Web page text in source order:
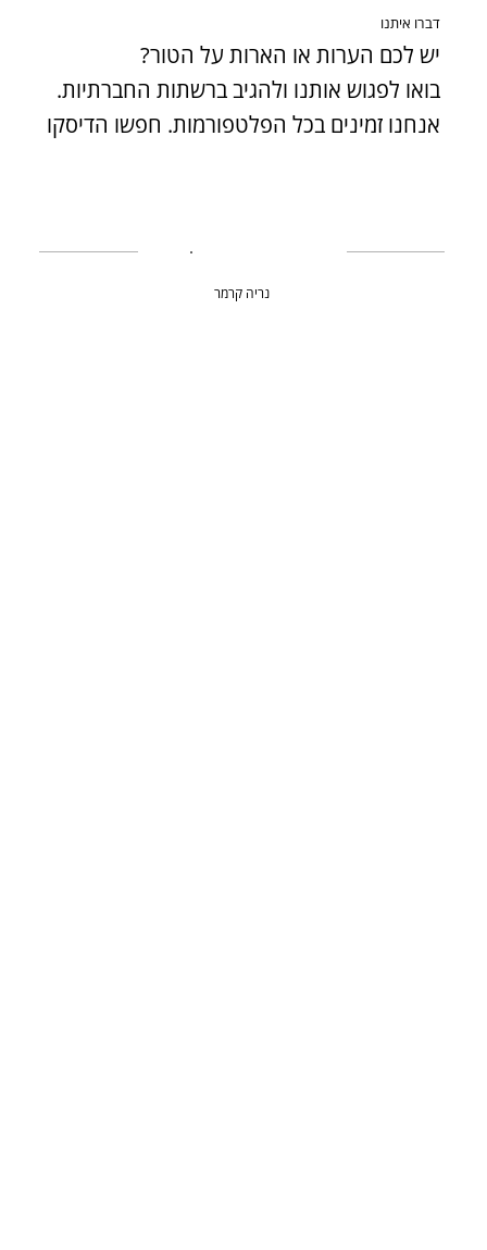
דברו איתנו
יש לכם הערות או הארות על הטור?
בואו לפגוש אותנו ולהגיב ברשתות החברתיות.
אנחנו זמינים בכל הפלטפורמות. חפשו הדיסקו
נריה קרמר